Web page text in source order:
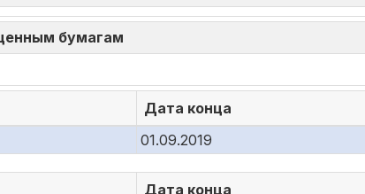
бумагам
Дата конца
01.09.2019
Дата конца